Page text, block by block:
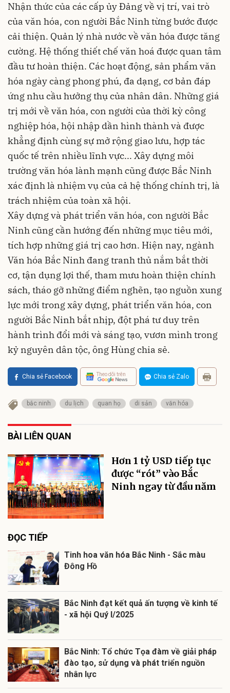
Nhận thức của các cấp ủy Đảng về vị trí, vai trò
của văn hóa, con người Bắc Ninh từng bước được
cải thiện. Quản lý nhà nước về văn hóa được tăng
cường. Hệ thống thiết chế văn hoá được quan tâm
đầu tư hoàn thiện. Các hoạt động, sản phẩm văn
hóa ngày càng phong phú, đa dạng, cơ bản đáp
ứng nhu cầu hưởng thụ của nhân dân. Những giá
trị mới về văn hóa, con người của thời kỳ công
nghiệp hóa, hội nhập dần hình thành và được
khẳng định cùng sự mở rộng giao lưu, hợp tác
quốc tế trên nhiều lĩnh vực... Xây dựng môi
trường văn hóa lành mạnh cũng được Bắc Ninh
xác định là nhiệm vụ của cả hệ thống chính trị, là
trách nhiệm của toàn xã hội.
Xây dựng và phát triển văn hóa, con người Bắc
Ninh cũng cần hướng đến những mục tiêu mới,
tích hợp những giá trị cao hơn. Hiện nay, ngành
Văn hóa Bắc Ninh đang tranh thủ nắm bắt thời
cơ, tận dụng lợi thế, tham mưu hoàn thiện chính
sách, tháo gỡ những điểm nghẽn, tạo nguồn xung
lực mới trong xây dựng, phát triển văn hóa, con
người Bắc Ninh bắt nhịp, đột phá tư duy trên
hành trình đổi mới và sáng tạo, vươn mình trong
kỷ nguyên dân tộc, ông Hùng chia sẻ.
Chia sẻ Facebook Theo dõi trên Chia sẻ Zalo
bắc ninh du lịch quan họ di sản văn hóa
BÀI LIÊN QUAN
Hơn 1 tỷ USD tiếp tục
được “rót” vào Bắc
Ninh ngay từ đầu năm
ĐỌC TIẾP
Tinh hoa văn hóa Bắc Ninh - Sắc màu
Đông Hồ
Bắc Ninh đạt kết quả ấn tượng về kinh tế
- xã hội Quý I/2025
Bắc Ninh: Tổ chức Tọa đàm về giải pháp
đào tạo, sử dụng và phát triển nguồn
nhân lực